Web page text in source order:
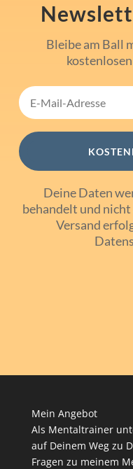
Bleibe am Ball
Deine Daten
behandelt und
Versand
Mein Angebot
Als Mentaltrainer
auf Deinem Weg zu
Fragen zu meinem